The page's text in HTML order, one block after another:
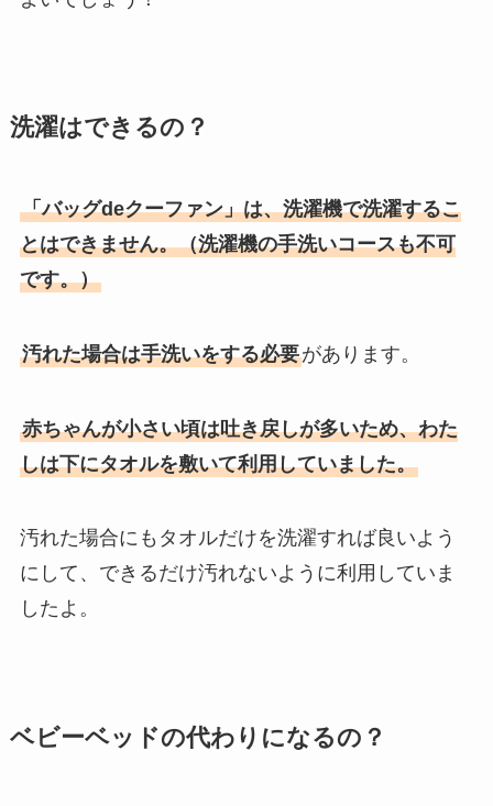
洗濯はできるの？
「バッグdeクーファン」は、洗濯機で洗濯するこ
とはできません。（洗濯機の手洗いコースも不可
です。）
汚れた場合は手洗いをする必要があります。
赤ちゃんが小さい頃は吐き戻しが多いため、わた
しは下にタオルを敷いて利用していました。
汚れた場合にもタオルだけを洗濯すれば良いよう
にして、できるだけ汚れないように利用していま
したよ。
ベビーベッドの代わりになるの？